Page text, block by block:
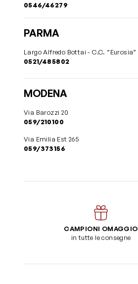
0546/46279
PARMA
Largo Alfredo Bottai - C.C. “Eurosia”
0521/485802
MODENA
Via Barozzi 20
059/210100
Via Emilia Est 265
059/373156
CAMPIONI OMAGGIO
in tutte le consegne